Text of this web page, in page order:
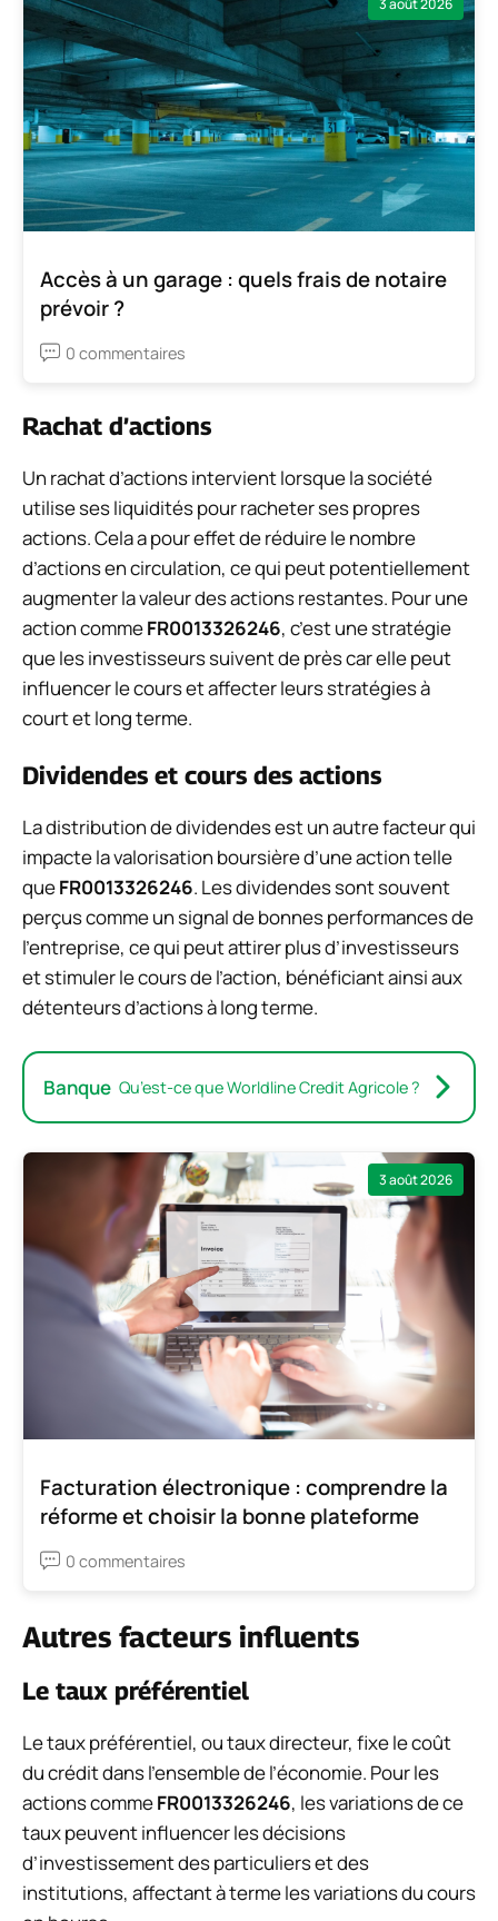
3 août 2026
Accès à un garage : quels frais de notaire
prévoir ?
0 commentaires
Rachat d’actions
Un rachat d’actions intervient lorsque la société
utilise ses liquidités pour racheter ses propres
actions. Cela a pour effet de réduire le nombre
d’actions en circulation, ce qui peut potentiellement
augmenter la valeur des actions restantes. Pour une
action commeFR0013326246, c’est une stratégie
que les investisseurs suivent de près car elle peut
influencer le cours et affecter leurs stratégies à
court et long terme.
Dividendes et cours des actions
La distribution de dividendes est un autre facteur qui
impacte la valorisation boursière d’une action telle
queFR0013326246. Les dividendes sont souvent
perçus comme un signal de bonnes performances de
l’entreprise, ce qui peut attirer plus d’investisseurs
et stimuler le cours de l’action, bénéficiant ainsi aux
détenteurs d’actions à long terme.
Banque Qu’est-ce que Worldline Credit Agricole ?
3 août 2026
Facturation électronique : comprendre la
réforme et choisir la bonne plateforme
0 commentaires
Autres facteurs influents
Le taux préférentiel
Le taux préférentiel, ou taux directeur, fixe le coût
du crédit dans l’ensemble de l’économie. Pour les
actions commeFR0013326246, les variations de ce
taux peuvent influencer les décisions
d’investissement des particuliers et des
institutions, affectant à terme les variations du cours